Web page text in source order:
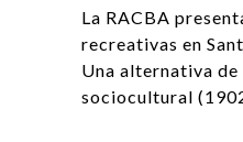
La RACBA
recreativas en
Una alternativa
sociocultural